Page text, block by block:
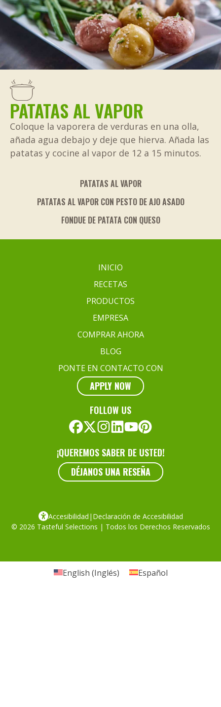
PATATAS AL VAPOR
Coloque la vaporera de verduras en una olla,
añada agua debajo y deje que hierva. Añada las
patatas y cocine al vapor de 12 a 15 minutos.
PATATAS AL VAPOR
PATATAS AL VAPOR CON PESTO DE AJO ASADO
FONDUE DE PATATA CON QUESO
INICIO
RECETAS
PRODUCTOS
EMPRESA
COMPRAR AHORA
BLOG
PONTE EN CONTACTO CON
APPLY NOW
FOLLOW US
¡QUEREMOS SABER DE USTED!
DÉJANOS UNA RESEÑA
Accesibilidad | Declaración de Accesibilidad
© 2026 Tasteful Selections | Todos los Derechos Reservados
English (Inglés) Español